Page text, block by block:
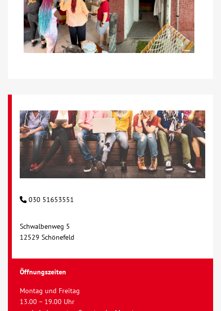
030 51653551
Schwalbenweg 5
12529 Schönefeld
Öffnungszeiten
Montag und Freitag
13.00 – 19.00 Uhr